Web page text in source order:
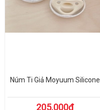
Núm Ti Giả Moyuum Silicone
205.000₫